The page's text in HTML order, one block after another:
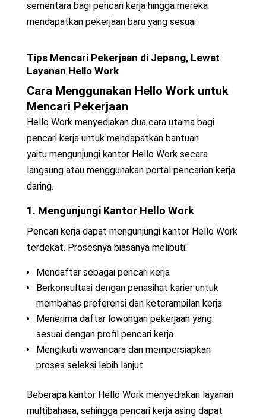
sementara bagi pencari kerja hingga mereka
mendapatkan pekerjaan baru yang sesuai.
Tips Mencari Pekerjaan di Jepang, Lewat
Layanan Hello Work
Cara Menggunakan Hello Work untuk
Mencari Pekerjaan
Hello Work menyediakan dua cara utama bagi
pencari kerja untuk mendapatkan bantuan
yaitu mengunjungi kantor Hello Work secara
langsung atau menggunakan portal pencarian kerja
daring.
1. Mengunjungi Kantor Hello Work
Pencari kerja dapat mengunjungi kantor Hello Work
terdekat. Prosesnya biasanya meliputi:
Mendaftar sebagai pencari kerja
Berkonsultasi dengan penasihat karier untuk
membahas preferensi dan keterampilan kerja
Menerima daftar lowongan pekerjaan yang
sesuai dengan profil pencari kerja
Mengikuti wawancara dan mempersiapkan
proses seleksi lebih lanjut
Beberapa kantor Hello Work menyediakan layanan
multibahasa, sehingga pencari kerja asing dapat